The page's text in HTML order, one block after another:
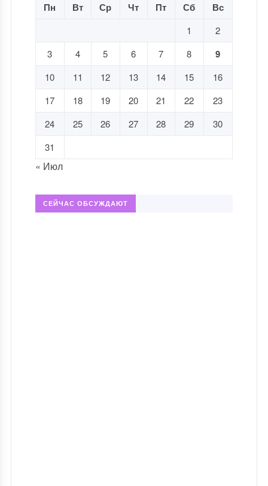
Пн Вт Ср Чт Пт Сб Вс
1
2
3
4 5 6 7 8 9
10 11 12 13 14 15
16
17
18 19 20 21 22
23
24
25 26 27 28 29
30
31
« Июл
СЕЙЧАС ОБСУЖДАЮТ